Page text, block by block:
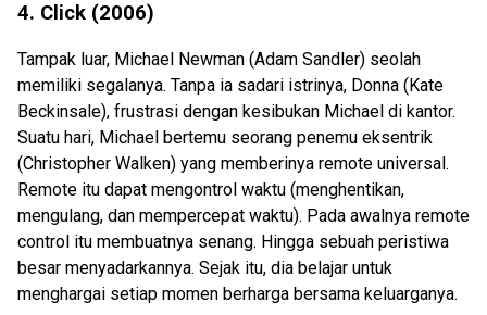
4. Click (2006)
Tampak luar, Michael Newman (Adam Sandler) seolah
memiliki segalanya. Tanpa ia sadari istrinya, Donna (Kate
Beckinsale), frustrasi dengan kesibukan Michael di kantor.
Suatu hari, Michael bertemu seorang penemu eksentrik
(Christopher Walken) yang memberinya remote universal.
Remote itu dapat mengontrol waktu (menghentikan,
mengulang, dan mempercepat waktu). Pada awalnya remote
control itu membuatnya senang. Hingga sebuah peristiwa
besar menyadarkannya. Sejak itu, dia belajar untuk
menghargai setiap momen berharga bersama keluarganya.